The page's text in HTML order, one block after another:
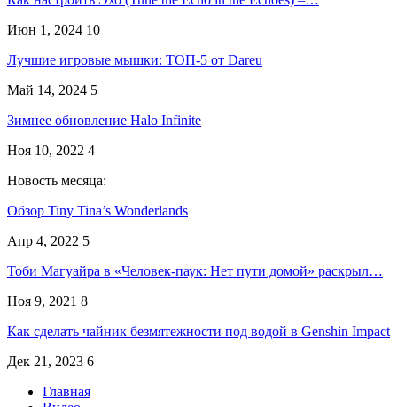
Июн 1, 2024 10
Лучшие игровые мышки: ТОП-5 от Dareu
Май 14, 2024 5
Зимнее обновление Halo Infinite
Ноя 10, 2022 4
Новость месяца:
Обзор Tiny Tina’s Wonderlands
Апр 4, 2022 5
Тоби Магуайра в «Человек-паук: Нет пути домой» раскрыл…
Ноя 9, 2021 8
Как сделать чайник безмятежности под водой в Genshin Impact
Дек 21, 2023 6
Главная